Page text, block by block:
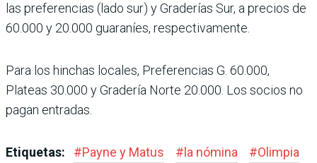
las preferencias (lado sur) y Graderías Sur, a pre­cios de
60.000 y 20.000 guaraníes, respectiva­mente.
Para los hinchas locales, Preferencias G. 60.000,
Plateas 30.000 y Gradería Norte 20.000. Los socios no
pagan entradas.
Etiquetas: #Payne y Matus # la nómina #Olimpia